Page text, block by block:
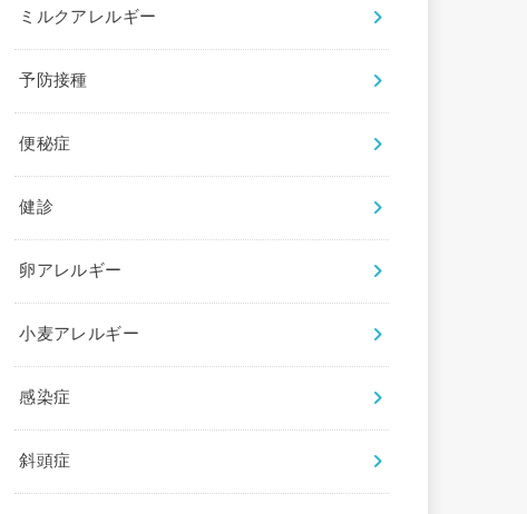
ミルクアレルギー
予防接種
便秘症
健診
卵アレルギー
小麦アレルギー
感染症
斜頭症